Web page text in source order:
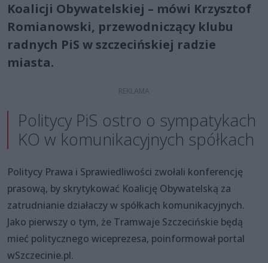
Koalicji Obywatelskiej – mówi Krzysztof
Romianowski, przewodniczący klubu
radnych PiS w szczecińskiej radzie
miasta.
Politycy PiS ostro o sympatykach
KO w komunikacyjnych spółkach
Politycy Prawa i Sprawiedliwości zwołali konferencję
prasową, by skrytykować Koalicję Obywatelską za
zatrudnianie działaczy w spółkach komunikacyjnych.
Jako pierwszy o tym, że Tramwaje Szczecińskie będą
mieć politycznego wiceprezesa, poinformował portal
wSzczecinie.pl.